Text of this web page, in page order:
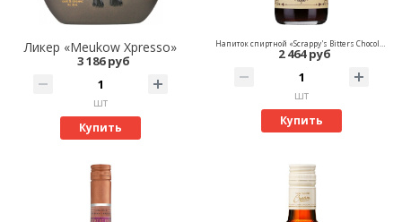
Ликер «Meukow Xpresso»
3 186 руб
шт
Купить
2 464 руб
шт
Купить